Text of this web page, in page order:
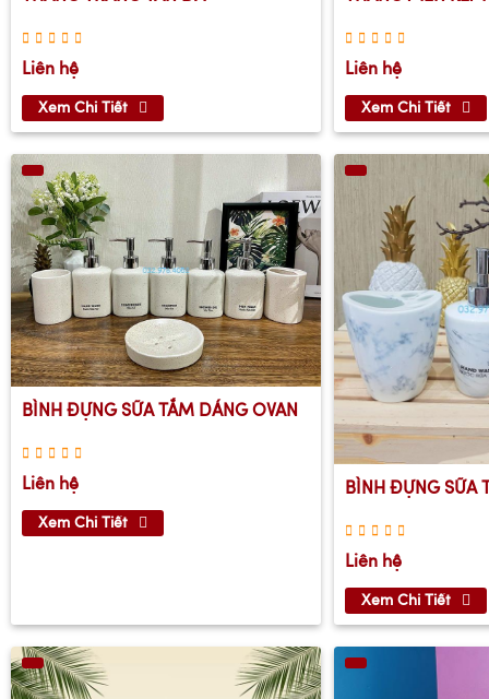
Liên hệ
Xem Chi Tiết
Liên hệ
Xem Chi Tiết
BÌNH ĐỰNG SỮA TẮM DÁNG OVAN
Liên hệ
Xem Chi Tiết
BÌNH ĐỰNG SỮA
Liên hệ
Xem Chi Tiết